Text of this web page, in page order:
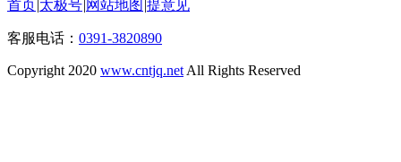
首页|太极号|网站地图 |提意见
客服电话： 0391-3820890
Copyright 2020 www.cntjq.net All Rights Reserved